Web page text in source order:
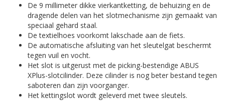
De 9 millimeter dikke vierkantketting, de behuizing en de
dragende delen van het slotmechanisme zijn gemaakt van
speciaal gehard staal.
De textielhoes voorkomt lakschade aan de fiets.
De automatische afsluiting van het sleutelgat beschermt
tegen vuil en vocht.
Het slot is uitgerust met de picking-bestendige ABUS
XPlus-slotcilinder. Deze cilinder is nog beter bestand tegen
saboteren dan zijn voorganger.
Het kettingslot wordt geleverd met twee sleutels.